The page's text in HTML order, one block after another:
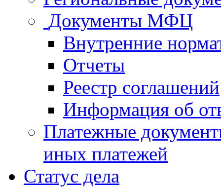
Документы МФЦ
Внутренние
Отчеты
Реестр соглашений
Информация об
Платежные
иных платежей
Статус дела